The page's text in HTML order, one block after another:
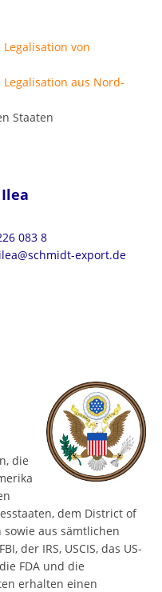
von
aus Nord-
Staaten
083 8
export.de
die
dem District of
sowie aus sämtlichen
der IRS, USCIS, das US-
FDA und die
erhalten einen